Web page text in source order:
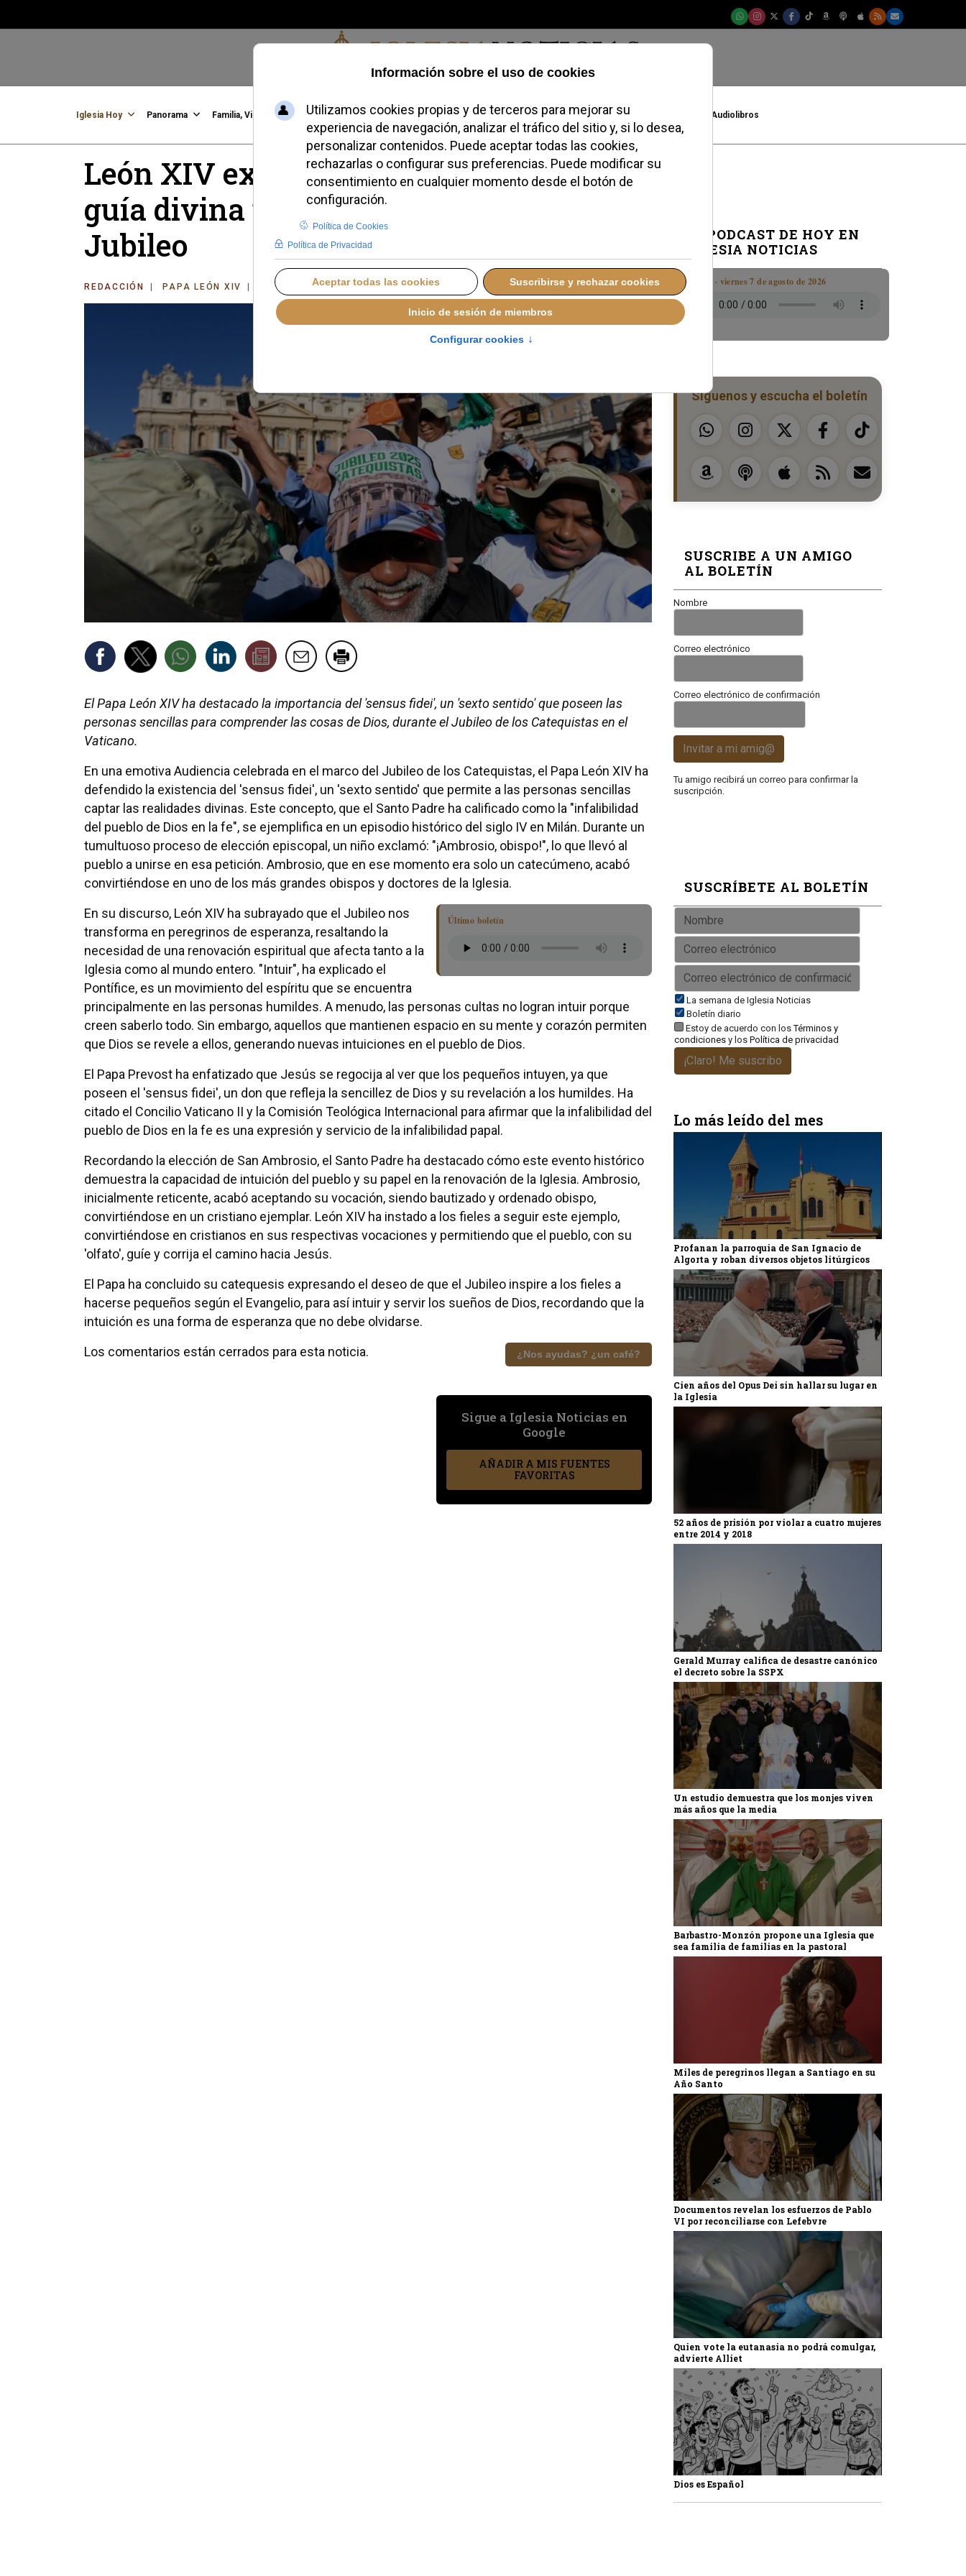
Viernes, 07 de agosto de 2026
Iglesia Hoy Panorama Familia, Vida, Identidad Credofobiómetro Blogs Temas Buscar #JovenesConFe Podcast Audiolibros
León XIV exalta el 'sensus fidei' como
guía divina para los humildes en el
Jubileo
REDACCIÓN PAPA LEÓN XIV SÁBADO, 27 SEPTIEMBRE 2025 21:06
El Papa León XIV ha destacado la importancia del 'sensus fidei', un 'sexto sentido' que poseen las
personas sencillas para comprender las cosas de Dios, durante el Jubileo de los Catequistas en el
Vaticano.
En una emotiva Audiencia celebrada en el marco del Jubileo de los Catequistas, el Papa León XIV ha
defendido la existencia del 'sensus fidei', un 'sexto sentido' que permite a las personas sencillas
captar las realidades divinas. Este concepto, que el Santo Padre ha calificado como la "infalibilidad
del pueblo de Dios en la fe", se ejemplifica en un episodio histórico del siglo IV en Milán. Durante un
tumultuoso proceso de elección episcopal, un niño exclamó: "¡Ambrosio, obispo!", lo que llevó al
pueblo a unirse en esa petición. Ambrosio, que en ese momento era solo un catecúmeno, acabó
convirtiéndose en uno de los más grandes obispos y doctores de la Iglesia.
Último boletín
En su discurso, León XIV ha subrayado que el Jubileo nos
transforma en peregrinos de esperanza, resaltando la
necesidad de una renovación espiritual que afecta tanto a la
Iglesia como al mundo entero. "Intuir", ha explicado el
Pontífice, es un movimiento del espíritu que se encuentra
principalmente en las personas humildes. A menudo, las personas cultas no logran intuir porque
creen saberlo todo. Sin embargo, aquellos que mantienen espacio en su mente y corazón permiten
que Dios se revele a ellos, generando nuevas intuiciones en el pueblo de Dios.
El Papa Prevost ha enfatizado que Jesús se regocija al ver que los pequeños intuyen, ya que
poseen el 'sensus fidei', un don que refleja la sencillez de Dios y su revelación a los humildes. Ha
citado el Concilio Vaticano II y la Comisión Teológica Internacional para afirmar que la infalibilidad del
pueblo de Dios en la fe es una expresión y servicio de la infalibilidad papal.
Recordando la elección de San Ambrosio, el Santo Padre ha destacado cómo este evento histórico
demuestra la capacidad de intuición del pueblo y su papel en la renovación de la Iglesia. Ambrosio,
inicialmente reticente, acabó aceptando su vocación, siendo bautizado y ordenado obispo,
convirtiéndose en un cristiano ejemplar. León XIV ha instado a los fieles a seguir este ejemplo,
convirtiéndose en cristianos en sus respectivas vocaciones y permitiendo que el pueblo, con su
'olfato', guíe y corrija el camino hacia Jesús.
El Papa ha concluido su catequesis expresando el deseo de que el Jubileo inspire a los fieles a
hacerse pequeños según el Evangelio, para así intuir y servir los sueños de Dios, recordando que la
intuición es una forma de esperanza que no debe olvidarse.
¿Nos ayudas? ¿un café?
Los comentarios están cerrados para esta noticia.
Sigue a Iglesia Noticias en
Google
AÑADIR A MIS FUENTES
FAVORITAS
EL PODCAST DE HOY EN
IGLESIA NOTICIAS
Boletín · viernes 7 de agosto de 2026
Síguenos y escucha el boletín
SUSCRIBE A UN AMIGO
AL BOLETÍN
Nombre
Correo electrónico
Correo electrónico de confirmación
Invitar a mi amig@
Tu amigo recibirá un correo para confirmar la
suscripción.
SUSCRÍBETE AL BOLETÍN
La semana de Iglesia Noticias
Boletín diario
Estoy de acuerdo con losTérminos y
condiciones y los Política de privacidad
¡Claro! Me suscribo
Lo más leído del mes
Profanan la parroquia de San Ignacio de
Algorta y roban diversos objetos litúrgicos
Cien años del Opus Dei sin hallar su lugar en
la Iglesia
52 años de prisión por violar a cuatro mujeres
entre 2014 y 2018
Gerald Murray califica de desastre canónico
el decreto sobre la SSPX
Un estudio demuestra que los monjes viven
más años que la media
Barbastro-Monzón propone una Iglesia que
sea familia de familias en la pastoral
Miles de peregrinos llegan a Santiago en su
Año Santo
Documentos revelan los esfuerzos de Pablo
VI por reconciliarse con Lefebvre
Quien vote la eutanasia no podrá comulgar,
advierte Alliet
Dios es Español